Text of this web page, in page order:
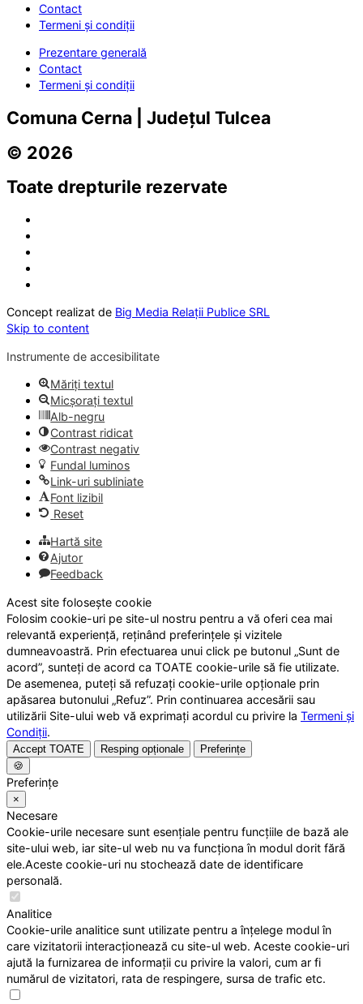
Contact
Termeni și condiții
Prezentare generală
Contact
Termeni și condiții
Comuna Cerna | Județul Tulcea
© 2026
Toate drepturile rezervate
Concept realizat de Big Media Relații Publice SRL
Skip to content
Instrumente de accesibilitate
Măriți textul
Micșorați textul
Alb-negru
Contrast ridicat
Contrast negativ
Fundal luminos
Link-uri subliniate
Font lizibil
Reset
Hartă site
Ajutor
Feedback
Acest site folosește cookie
Folosim cookie-uri pe site-ul nostru pentru a vă oferi cea mai
relevantă experiență, reținând preferințele și vizitele
dumneavoastră. Prin efectuarea unui click pe butonul „Sunt de
acord”, sunteți de acord ca TOATE cookie-urile să fie utilizate.
De asemenea, puteți să refuzați cookie-urile opționale prin
apăsarea butonului „Refuz”. Prin continuarea accesării sau
utilizării Site-ului web vă exprimați acordul cu privire la Termeni și
Condiții.
Accept TOATE Resping opționale
Preferințe
🍪
Preferințe
×
Necesare
Cookie-urile necesare sunt esențiale pentru funcțiile de bază ale
site-ului web, iar site-ul web nu va funcționa în modul dorit fără
ele.Aceste cookie-uri nu stochează date de identificare
personală.
Analitice
Cookie-urile analitice sunt utilizate pentru a înțelege modul în
care vizitatorii interacționează cu site-ul web. Aceste cookie-uri
ajută la furnizarea de informații cu privire la valori, cum ar fi
numărul de vizitatori, rata de respingere, sursa de trafic etc.